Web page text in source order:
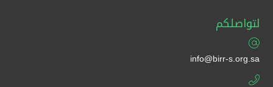
لتواصلكم
info@birr-s.org.sa